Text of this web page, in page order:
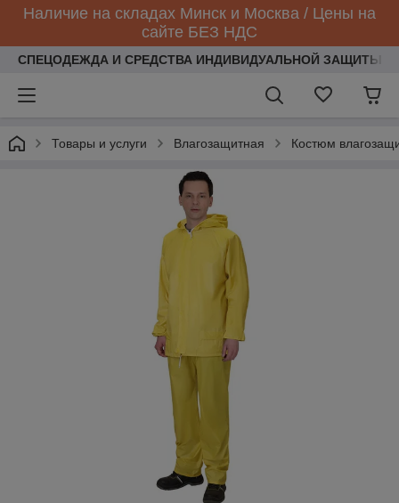
Наличие на складах Минск и Москва / Цены на
сайте БЕЗ НДС
СПЕЦОДЕЖДА И СРЕДСТВА ИНДИВИДУАЛЬНОЙ ЗАЩИТЫ
Товары и услуги Влагозащитная Костюм